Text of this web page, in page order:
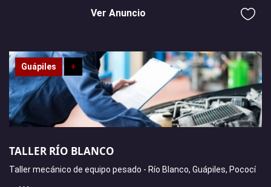
Ver Anuncio
Guápiles +
TALLER RÍO BLANCO
Taller mecánico de equipo pesado - Río Blanco, Guápiles, Pococí